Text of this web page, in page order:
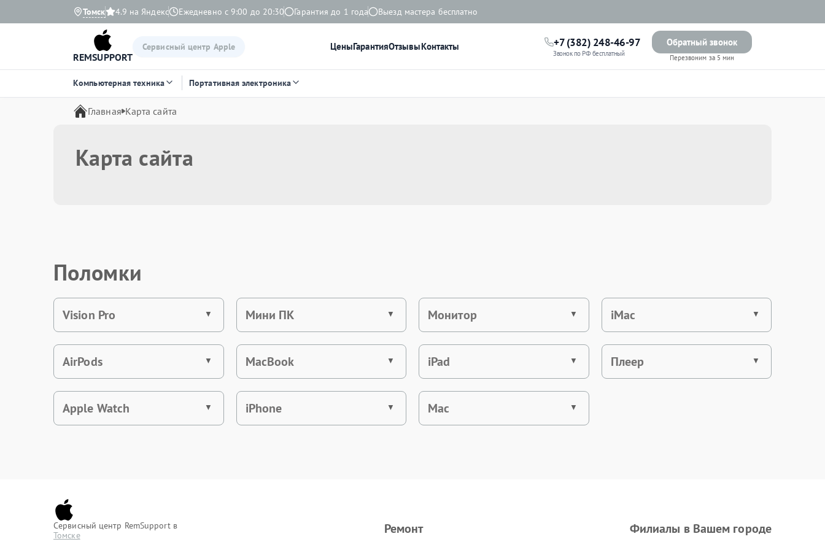
Томск 4.9 на Яндекс Ежедневно с 9:00 до 20:30 Гарантия до 1 года Выезд мастера бесплатно
REMSUPPORT
Сервисный центр Apple ЦеныГарантияОтзывыКонтакты +7 (382) 248-46-97
Звонок по РФ бесплатный
Обратный звонок
Перезвоним за 5 мин
Компьютерная техника Портативная электроника
Главная Карта сайта
Карта сайта
Поломки
Vision Pro Мини ПК Монитор iMac
AirPods MacBook iPad Плеер
Apple Watch iPhone Mac
Сервисный центр RemSupport в
Томске
Ремонт Филиалы в Вашем городе